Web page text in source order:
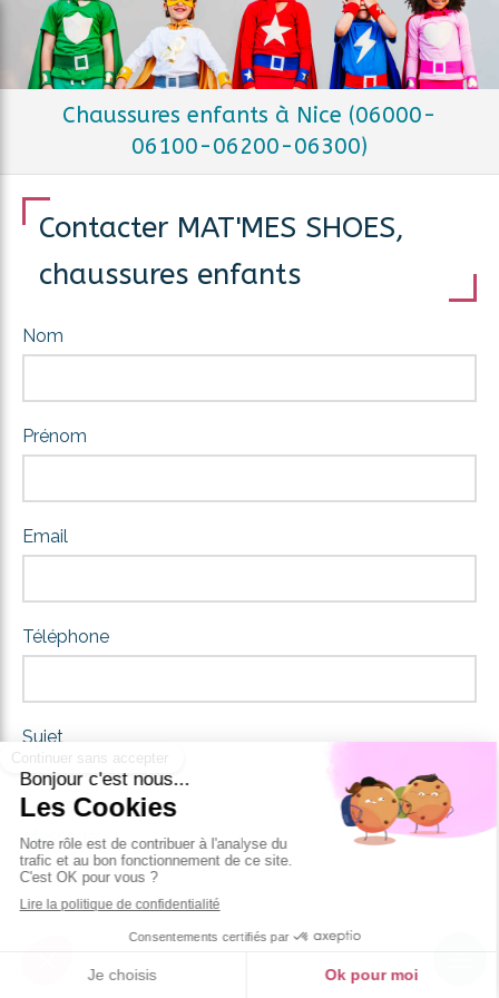
Chaussures enfants à Nice (06000-
06100-06200-06300)
Contacter MAT'MES SHOES,
chaussures enfants
Nom
Prénom
Email
Téléphone
Sujet
Message